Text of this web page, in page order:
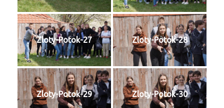
Zloty-Potok-27 Zloty-Potok-28
Zloty-Potok-29 Zloty-Potok-30